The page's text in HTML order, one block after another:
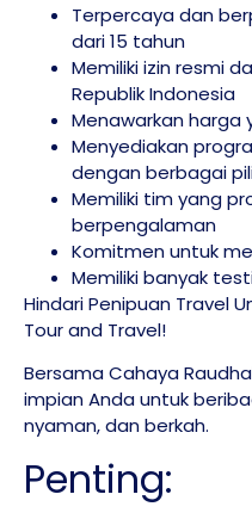
Terpercaya dan
dari 15 tahun
Memiliki izin resmi
Republik Indonesia
Menawarkan
Menyediakan
dengan berbagai
Memiliki tim yang
berpengalaman
Komitmen untuk
Memiliki banyak
Hindari Penipuan Travel
Tour and Travel!
Bersama Cahaya
impian Anda untuk
nyaman, dan berkah.
Penting: